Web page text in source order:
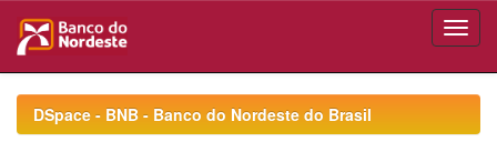
navigationDSpace - BNB - Banco do Nordeste do Brasil